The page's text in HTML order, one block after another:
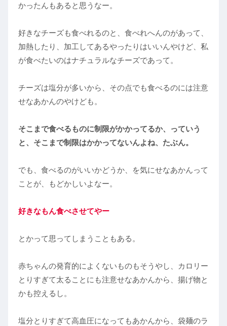
かったんもあると思うなー。
好きなチーズも食べれるのと、食べれへんのがあって、
加熱したり、加工してあるやったりはいいんやけど、私
が食べたいのはナチュラルなチーズであって。
チーズは塩分が多いから、その点でも食べるのには注意
せなあかんのやけども。
そこまで食べるものに制限がかかってるか、っていう
と、そこまで制限はかかってないんよね、たぶん。
でも、食べるのがいいかどうか、を気にせなあかんって
ことが、もどかしいよなー。
好きなもん食べさせてやー
とかって思ってしまうこともある。
赤ちゃんの発育的によくないものもそうやし、カロリー
とりすぎて太ることにも注意せなあかんから、揚げ物と
かも控えるし。
塩分とりすぎて高血圧になってもあかんから、袋麺のラ